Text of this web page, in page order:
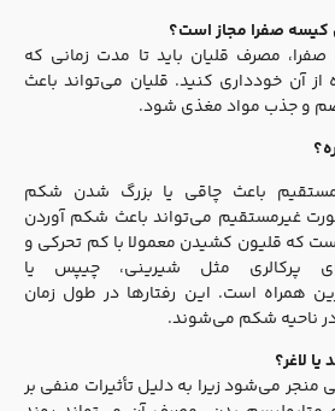
صفرا مجاز است؟
مصرف قلیان باید تا مدت زمانی که
آن خودداری کنید. قلیان می‌تواند باعث
و جذب مواد مغذی شود.
باعث چاقی یا بزرگ شدن شکم
غیرمستقیم می‌تواند باعث شکم آوردن
که قلیون‌ کشیدن معمولا با کم‌ تحرکی و
پرکالری مثل شیرینی، چیپس یا
همراه است. این رفتارها در طول زمان
ناحیه شکم می‌شوند.
لاغر؟
منجر می‌شود زیرا به دلیل تأثیرات منفی بر